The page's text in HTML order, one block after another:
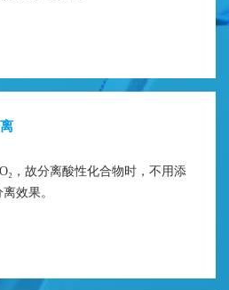
，故分离酸性化合物时，不用添
效果。